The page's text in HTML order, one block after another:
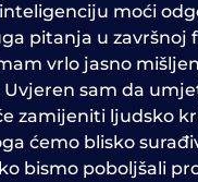
moći
pitanja u završnoj
vrlo jasno
sam da
zamijeniti ljudsko
ćemo blisko
bismo poboljšali